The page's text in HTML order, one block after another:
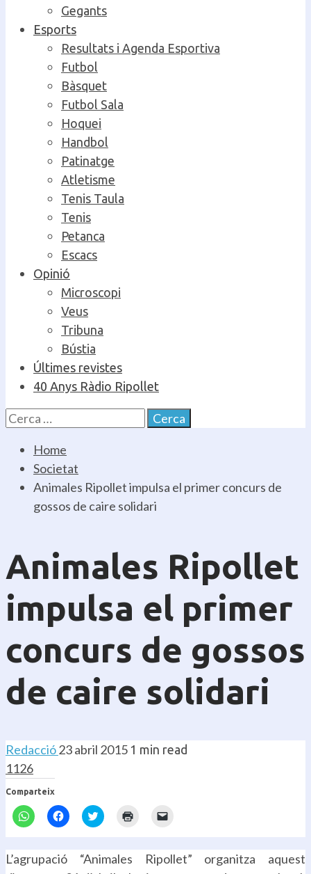
Gegants
Esports
Resultats i Agenda Esportiva
Futbol
Bàsquet
Futbol Sala
Hoquei
Handbol
Patinatge
Atletisme
Tenis Taula
Tenis
Petanca
Escacs
Opinió
Microscopi
Veus
Tribuna
Bústia
Últimes revistes
40 Anys Ràdio Ripollet
Cerca:
Home
Societat
Animales Ripollet impulsa el primer concurs de
gossos de caire solidari
Animales Ripollet
impulsa el primer
concurs de gossos
de caire solidari
Redacció23 abril 2015 1 min read
1126
Comparteix
Feu
clic
WhatsApp
(S'obre
Feu
clic
Facebook
Feu
clic
Twitter enllaç
L’agrupació “Animales Ripollet” organitza aquest